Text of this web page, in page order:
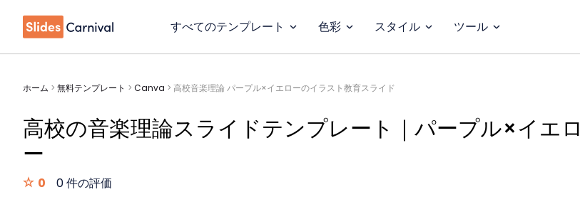
すべてのテンプレート 色彩 スタイル ツール
ホーム > 無料テンプレート > Canva > 高校音楽理論 パープル×イエローのイラスト教育スライド
高校の音楽理論スライドテンプレート｜パープル×イエロ
ー
0 0 件の評価